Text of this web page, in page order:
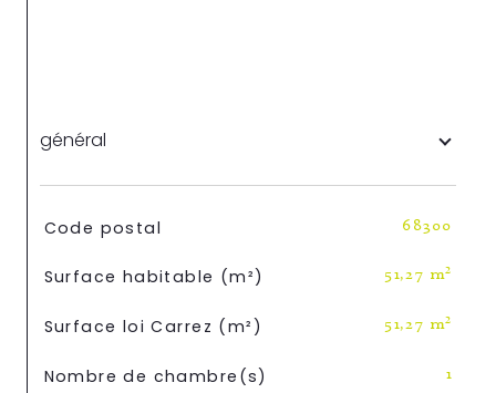
général
TRAD_SIROCCO_Caracteristique
Code postal 68300
Surface habitable (m²) 51,27 m²
Surface loi Carrez (m²) 51,27 m²
Nombre de chambre(s) 1